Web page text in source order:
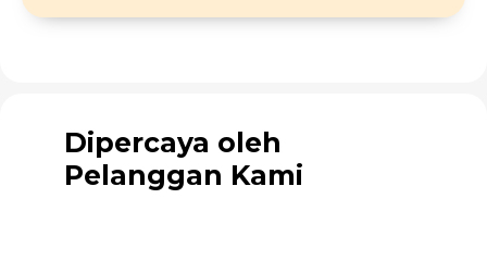
Dipercaya oleh
Pelanggan Kami